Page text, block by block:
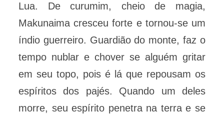
Lua. De curumim, cheio de magia,
Makunaima cresceu forte e tornou-se um
índio guerreiro. Guardião do monte, faz o
tempo nublar e chover se alguém gritar
em seu topo, pois é lá que repousam os
espíritos dos pajés. Quando um deles
morre, seu espírito penetra na terra e se